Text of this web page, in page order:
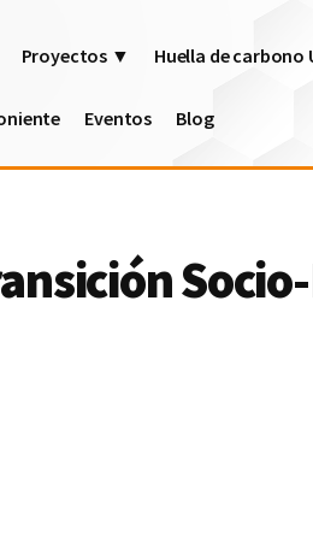
Proyectos ▼ Huella de carbono
Eventos Blog